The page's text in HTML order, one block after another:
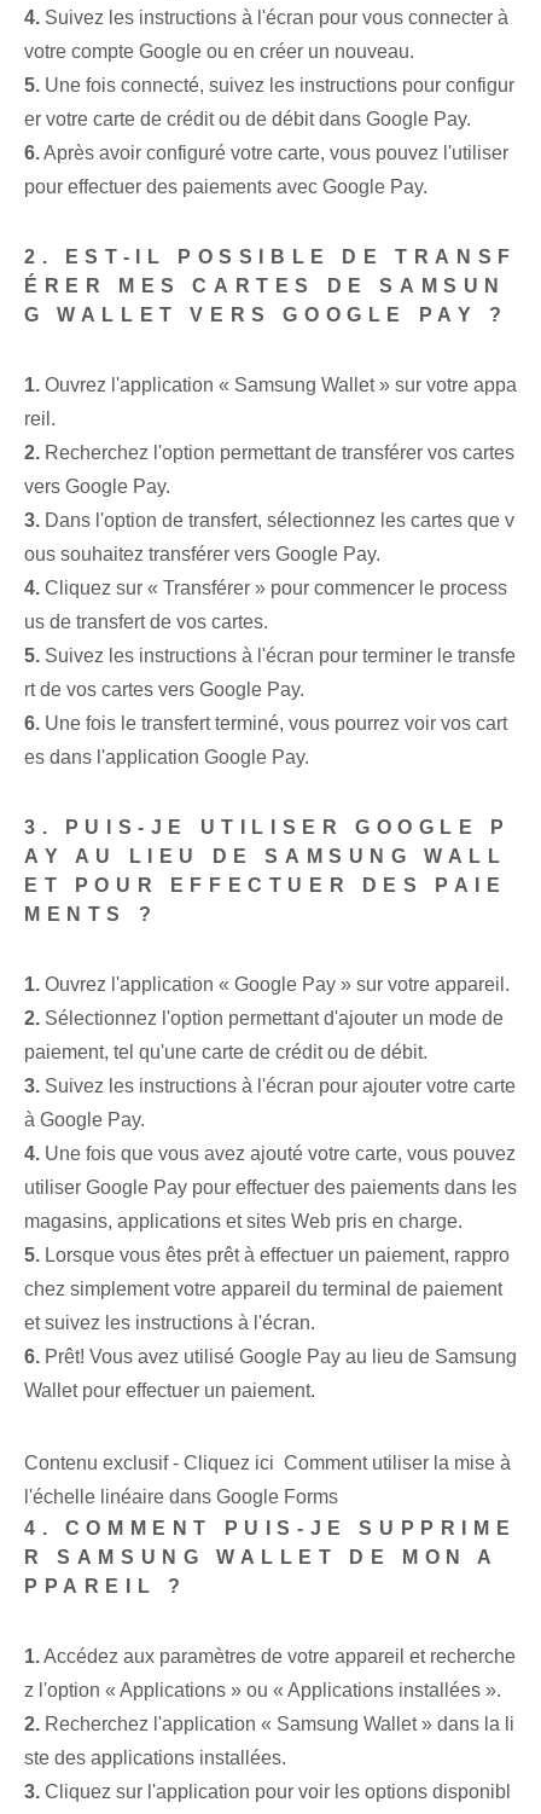
4. Suivez les instructions à l'écran pour vous connecter à
votre compte Google ou en créer un nouveau.
5. Une fois connecté, suivez les instructions pour configur
er votre carte de crédit ou de débit dans Google Pay.
6.Après avoir configuré votre carte, vous pouvez l'utiliser
pour effectuer des paiements avec Google Pay.
2. EST-IL POSSIBLE DE TRANSF
ÉRER MES CARTES DE SAMSUN
G WALLET VERS GOOGLE PAY ?
1. Ouvrez l'application « Samsung Wallet » sur votre appa
reil.
2. Recherchez l'option permettant de transférer vos cartes
vers Google Pay.
3. Dans l'option de transfert, sélectionnez les cartes que v
ous souhaitez transférer vers Google Pay.
4. Cliquez sur « Transférer » pour commencer le process
us de transfert de vos cartes.
5. Suivez les instructions à l'écran pour terminer le transfe
rt de vos cartes vers Google Pay.
6. Une fois le transfert terminé, vous pourrez voir vos cart
es dans l'application Google Pay.
3. PUIS-JE UTILISER GOOGLE P
AY AU LIEU DE SAMSUNG WALL
ET POUR EFFECTUER DES PAIE
MENTS ?
1. Ouvrez l'application « Google Pay » sur votre appareil.
2. Sélectionnez l'option permettant d'ajouter un mode de
paiement, tel qu'une carte de crédit ou de débit.
3. Suivez les instructions à l'écran pour ajouter votre carte
à Google Pay.
4. Une fois que vous avez ajouté votre carte, vous pouvez
utiliser Google Pay pour effectuer des paiements dans les
magasins, applications et sites Web pris en charge.
5. Lorsque vous êtes prêt à effectuer un paiement, rappro
chez simplement votre appareil du terminal de paiement
et suivez les instructions à l'écran.
6. Prêt! Vous avez utilisé Google Pay au lieu de Samsung
Wallet pour effectuer un paiement.
Contenu exclusif - Cliquez ici Comment utiliser la mise à
l'échelle linéaire dans Google Forms
4. COMMENT PUIS-JE SUPPRIME
R SAMSUNG WALLET DE MON A
PPAREIL ?
1.Accédez aux paramètres de votre appareil et recherche
z l'option « Applications » ou « Applications installées ».
2. Recherchez l'application « Samsung Wallet » dans la li
ste des applications installées.
3. Cliquez sur l'application pour voir les options disponibl